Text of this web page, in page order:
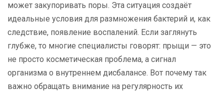
может закупоривать поры. Эта ситуация создаёт
идеальные условия для размножения бактерий и, как
следствие, появление воспалений. Если заглянуть
глубже, то многие специалисты говорят: прыщи — это
не просто косметическая проблема, а сигнал
организма о внутреннем дисбалансе. Вот почему так
важно обращать внимание на регулярность их